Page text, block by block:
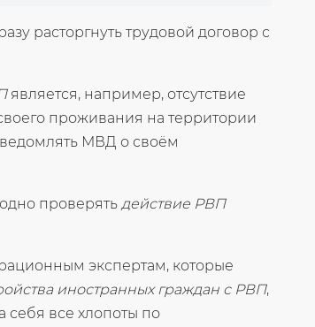
расторгнуть трудовой договор с
является, например, отсутствие
проживания на территории
МВД о своём
проверять действие РВП
экспертам, которые
иностранных граждан с РВП,
себя все хлопоты по